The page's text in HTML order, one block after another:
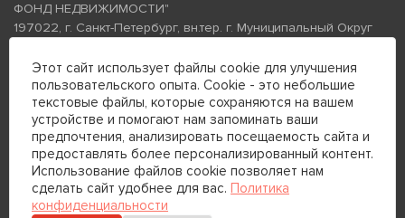
ФОНД НЕДВИЖИМОСТИ"
197022, г. Санкт-Петербург, вн.тер. г. Муниципальный Округ
помещение 26Н, комната 103
ИНН 7813672570 КПП 781301001 ОГРН 1237800058870
Политика конфиденциальности
Политика обработки
персональных данных
Телефон для связи:
+7 (812) 200-99-98
+7 (812) 200-88-89
Этот сайт использует файлы cookie для улучшения
пользовательского опыта. Cookie - это небольшие
текстовые файлы, которые сохраняются на вашем
устройстве и помогают нам запоминать ваши
предпочтения, анализировать посещаемость сайта и
предоставлять более персонализированный контент.
Использование файлов cookie позволяет нам
сделать сайт удобнее для вас. Политика
конфиденциальности